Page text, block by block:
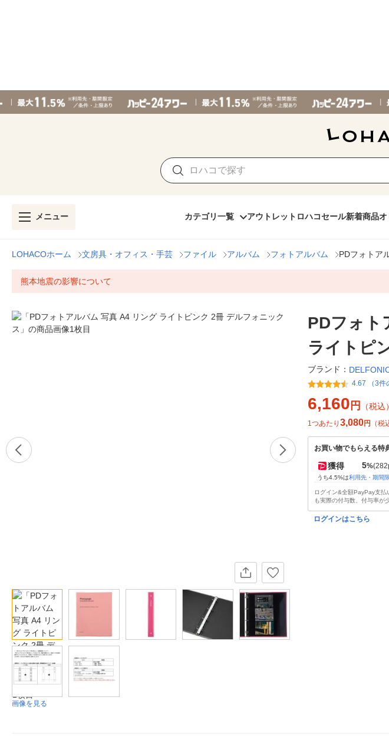
メニュー カテゴリ一覧 アウトレット ロハコセール新着商品オ
LOHACOホーム 文房具・オフィス・手芸 ファイル アルバム フォトアルバム PDフォトア
熊本地震の影響について
画像を見る
PDフォト
ライトピ
ブランド：
4.67 （3件
6,160 円 （税込）
1つあたり 3,080円 （税
お買い物でもらえる特
獲得 5%
うち4.5%は利用先・期間
ログイン&全額PayPay支払
も実際の付与数、付与率が
ログインはこちら